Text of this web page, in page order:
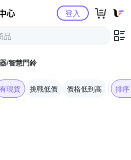
Yahoo購物中心登入
/智慧門鈴
有現貨 挑戰低價 價格低到高 排序